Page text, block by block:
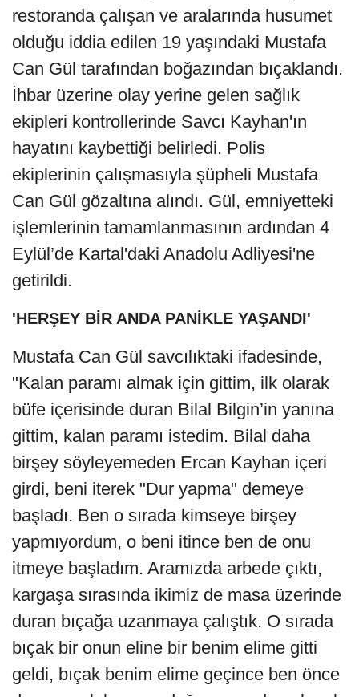
restoranda çalışan ve aralarında husumet
olduğu iddia edilen 19 yaşındaki Mustafa
Can Gül tarafından boğazından bıçaklandı.
İhbar üzerine olay yerine gelen sağlık
ekipleri kontrollerinde Savcı Kayhan'ın
hayatını kaybettiği belirledi. Polis
ekiplerinin çalışmasıyla şüpheli Mustafa
Can Gül gözaltına alındı. Gül, emniyetteki
işlemlerinin tamamlanmasının ardından 4
Eylül’de Kartal'daki Anadolu Adliyesi'ne
getirildi.
'HERŞEY BİR ANDA PANİKLE YAŞANDI'
Mustafa Can Gül savcılıktaki ifadesinde,
"Kalan paramı almak için gittim, ilk olarak
büfe içerisinde duran Bilal Bilgin’in yanına
gittim, kalan paramı istedim. Bilal daha
birşey söyleyemeden Ercan Kayhan içeri
girdi, beni iterek "Dur yapma" demeye
başladı. Ben o sırada kimseye birşey
yapmıyordum, o beni itince ben de onu
itmeye başladım. Aramızda arbede çıktı,
kargaşa sırasında ikimiz de masa üzerinde
duran bıçağa uzanmaya çalıştık. O sırada
bıçak bir onun eline bir benim elime gitti
geldi, bıçak benim elime geçince ben önce